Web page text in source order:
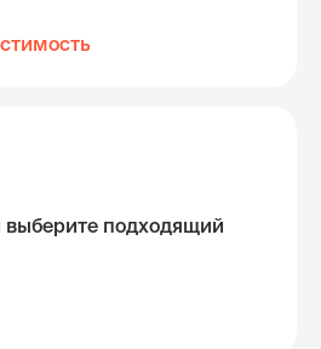
выберите подходящий